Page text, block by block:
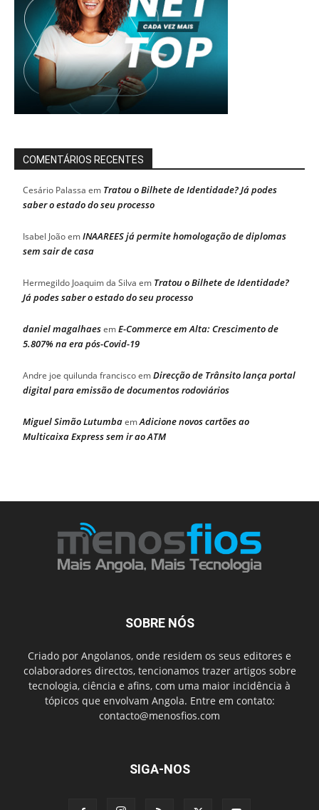
COMENTÁRIOS RECENTES
Cesário Palassa em Tratou o Bilhete de Identidade? Já podes
saber o estado do seu processo
Isabel JoãoemINAAREES já permite homologação de diplomas
sem sair de casa
Hermegildo Joaquim da Silva em Tratou o Bilhete de Identidade?
Já podes saber o estado do seu processo
daniel magalhaesemE-Commerce em Alta: Crescimento de
5.807% na era pós-Covid-19
Andre joe quilunda franciscoemDirecção de Trânsito lança portal
digital para emissão de documentos rodoviários
Miguel Simão LutumbaemAdicione novos cartões ao
Multicaixa Express sem ir ao ATM
SOBRE NÓS
Criado por Angolanos, onde residem os seus editores e
colaboradores directos, tencionamos trazer artigos sobre
tecnologia, ciência e afins, com uma maior incidência à
tópicos que envolvam Angola. Entre em contato:
contacto@menosfios.com
SIGA-NOS